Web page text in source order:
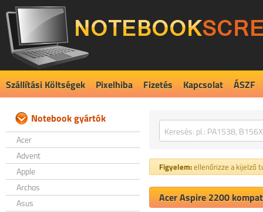
Szállítási Költségek Pixelhiba Fizetés Kapcsolat ÁSZF
Notebook gyártók
Acer
Advent
Apple
Archos
Asus
Figyelem:ellenőrizze a kijelző
Acer Aspire 2200